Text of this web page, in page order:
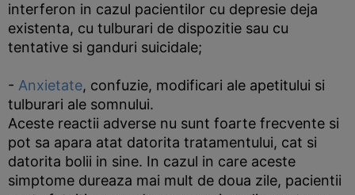
interferon in cazul pacientilor cu depresie deja
existenta, cu tulburari de dispozitie sau cu
tentative si ganduri suicidale;
- Anxietate, confuzie, modificari ale apetitului si
tulburari ale somnului.
Aceste reactii adverse nu sunt foarte frecvente si
pot sa apara atat datorita tratamentului, cat si
datorita bolii in sine. In cazul in care aceste
simptome dureaza mai mult de doua zile, pacientii